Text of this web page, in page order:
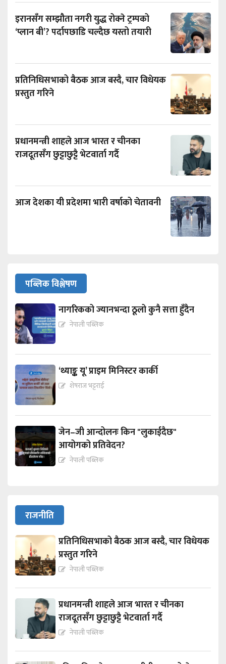
इरानसँग सम्झौता नगरी युद्ध रोक्ने ट्रम्पको
‘प्लान बी’? पर्दापछाडि चल्दैछ यस्तो तयारी
प्रतिनिधिसभाको बैठक आज बस्दै, चार विधेयक
प्रस्तुत गरिने
प्रधानमन्त्री शाहले आज भारत र चीनका
राजदूतसँग छुट्टाछुट्टै भेटवार्ता गर्दै
आज देशका यी प्रदेशमा भारी वर्षाको चेतावनी
पब्लिक विश्लेषण
नागरिकको ज्यानभन्दा ठूलो कुनै सत्ता हुँदैन
नेपाली पब्लिक
‘थ्याङ्क यू’ प्राइम मिनिस्टर कार्की
शेषराज भट्टराई
जेन–जी आन्दोलनः किन "लुकाईदैछ"
आयोगको प्रतिवेदन?
नेपाली पब्लिक
राजनीति
प्रतिनिधिसभाको बैठक आज बस्दै, चार विधेयक
प्रस्तुत गरिने
नेपाली पब्लिक
प्रधानमन्त्री शाहले आज भारत र चीनका
राजदूतसँग छुट्टाछुट्टै भेटवार्ता गर्दै
नेपाली पब्लिक